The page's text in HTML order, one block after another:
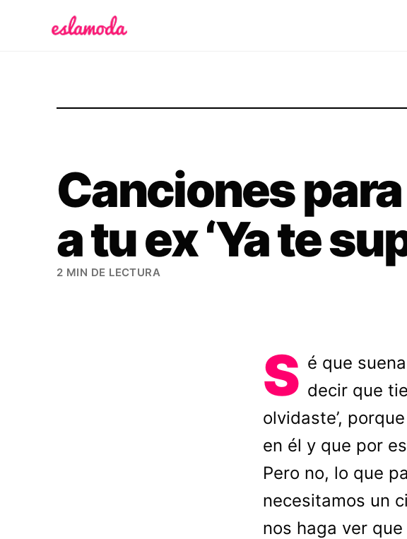
Canciones
a tu ex ‘Ya te
2 MIN DE LECTURA
S é que
decir que
olvidaste’,
en él y que por
Pero no, lo que
necesitamos un
nos haga ver